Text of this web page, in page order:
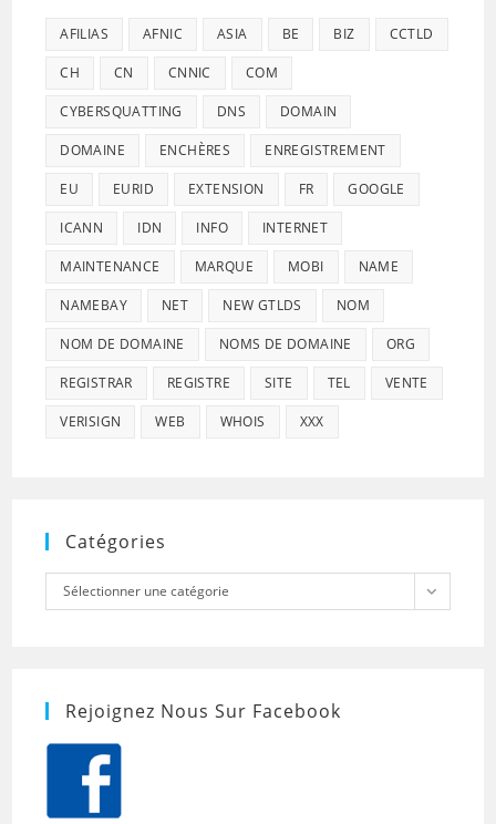
AFILIAS AFNIC ASIA BE BIZ CCTLD
CH CN CNNIC COM
CYBERSQUATTING DNS DOMAIN
DOMAINE ENCHÈRES ENREGISTREMENT
EU EURID EXTENSION FR GOOGLE
ICANN IDN INFO INTERNET
MAINTENANCE MARQUE MOBI NAME
NAMEBAY NET NEW GTLDS NOM
NOM DE DOMAINE NOMS DE DOMAINE ORG
REGISTRAR REGISTRE SITE TEL VENTE
VERISIGN WEB WHOIS XXX
Catégories
Catégories
Sélectionner une catégorie
Rejoignez Nous Sur Facebook